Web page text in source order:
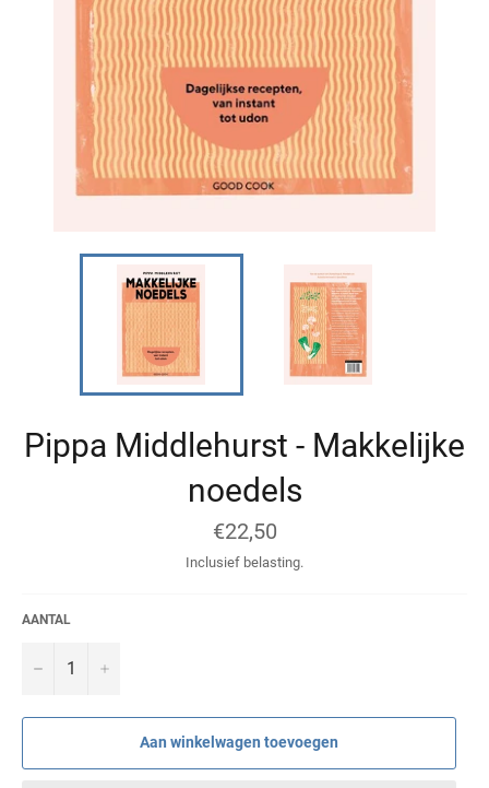
Pippa Middlehurst - Makkelijke
noedels
Normale
prijs
€22,50
Inclusief belasting.
AANTAL
− +
Aan winkelwagen toevoegen